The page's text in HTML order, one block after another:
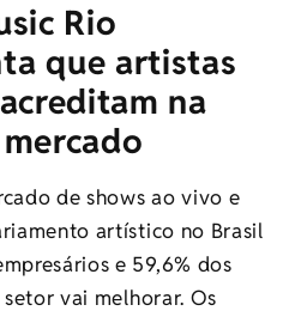
Rio
que artistas
na
de shows ao vivo e
artístico no Brasil
e 59,6% dos
vai melhorar. Os